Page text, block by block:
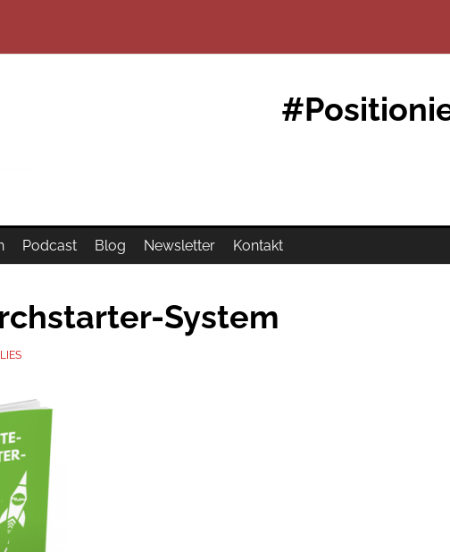
Podcast Blog Newsletter Kontakt
System